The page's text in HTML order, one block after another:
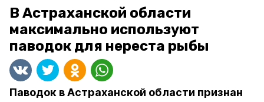
В Астраханской области
максимально используют
паводок для нереста рыбы
Паводок в Астраханской области признан